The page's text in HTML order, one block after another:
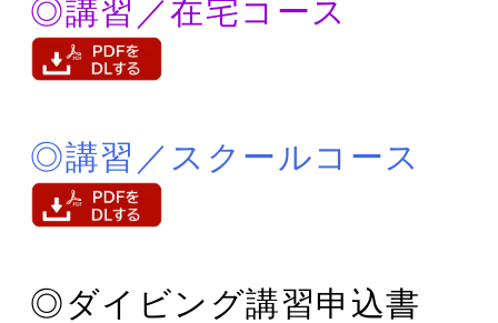
◎講習／在宅コース
◎講習／スクールコース
◎ダイビング講習申込書